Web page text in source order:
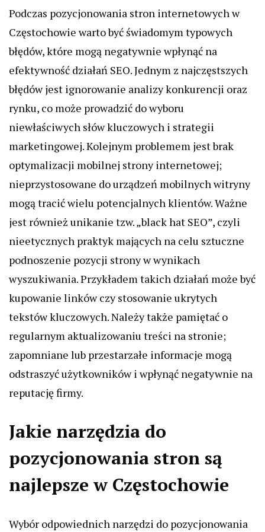
Podczas pozycjonowania stron internetowych w
Częstochowie warto być świadomym typowych
błędów, które mogą negatywnie wpłynąć na
efektywność działań SEO. Jednym z najczęstszych
błędów jest ignorowanie analizy konkurencji oraz
rynku, co może prowadzić do wyboru
niewłaściwych słów kluczowych i strategii
marketingowej. Kolejnym problemem jest brak
optymalizacji mobilnej strony internetowej;
nieprzystosowane do urządzeń mobilnych witryny
mogą tracić wielu potencjalnych klientów. Ważne
jest również unikanie tzw. „black hat SEO”, czyli
nieetycznych praktyk mających na celu sztuczne
podnoszenie pozycji strony w wynikach
wyszukiwania. Przykładem takich działań może być
kupowanie linków czy stosowanie ukrytych
tekstów kluczowych. Należy także pamiętać o
regularnym aktualizowaniu treści na stronie;
zapomniane lub przestarzałe informacje mogą
odstraszyć użytkowników i wpłynąć negatywnie na
reputację firmy.
Jakie narzędzia do
pozycjonowania stron są
najlepsze w Częstochowie
Wybór odpowiednich narzędzi do pozycjonowania